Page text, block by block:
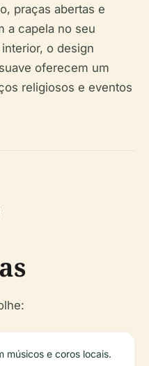
praças abertas e
a capela no seu
o design
oferecem um
religiosos e eventos
músicos e coros locais.